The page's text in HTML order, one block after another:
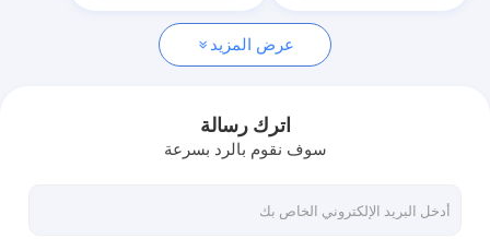
مرشح فراغ السيراميك
تصفية فراغ القرص
تصفية القرص فراغ
تصفية القرص الدوار
عرض المزيد
اترك رسالة
سوف نقوم بالرد بسرعة